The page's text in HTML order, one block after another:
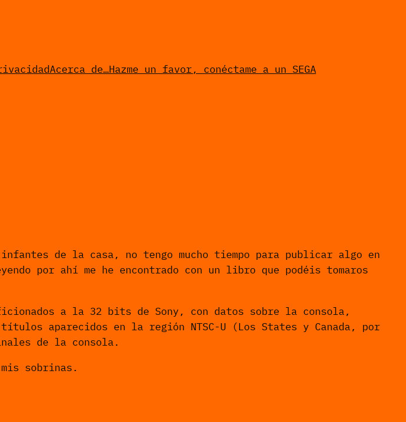
Acerca de…Hazme un favor, conéctame a un SEGA
de la casa, no tengo mucho tiempo para publicar algo en
por ahí me he encontrado con un libro que podéis tomaros
a la 32 bits de Sony, con datos sobre la consola,
aparecidos en la región NTSC-U (Los States y Canada, por
de la consola.
sobrinas.